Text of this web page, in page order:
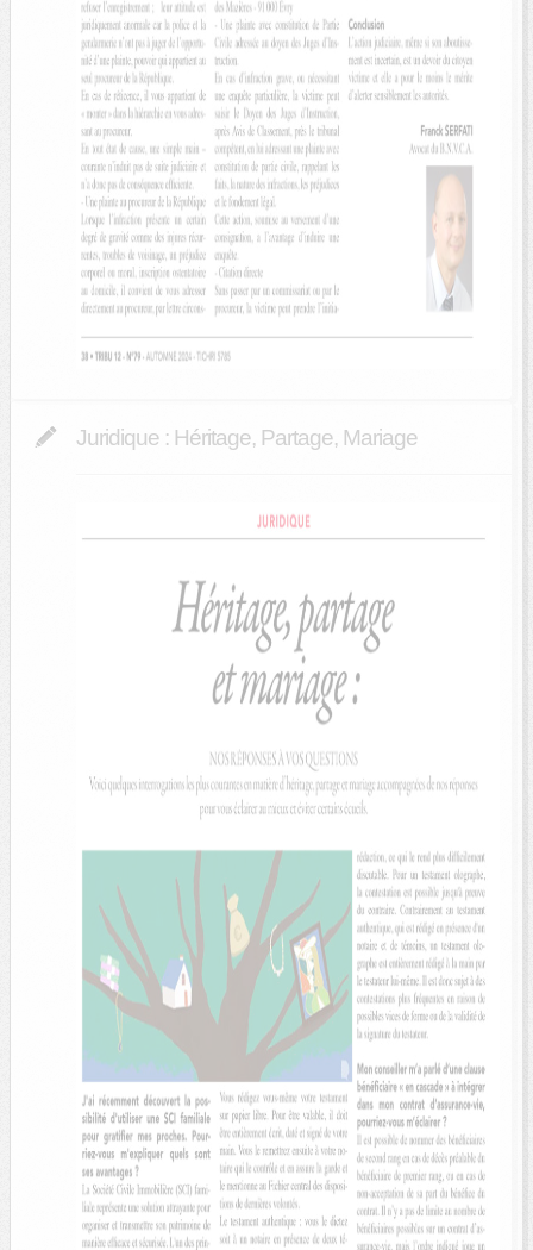
Juridique : Héritage, Partage, Mariage